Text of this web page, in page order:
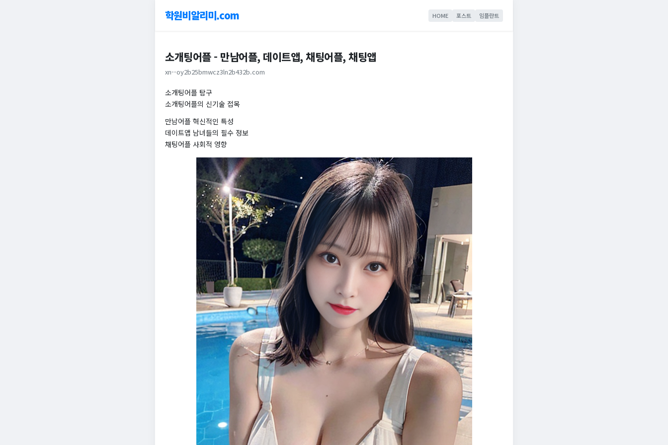
학원비알리미.com HOME 포스트 임플란트
소개팅어플 - 만남어플, 데이트앱, 채팅어플, 채팅앱
xn--oy2b25bmwcz3ln2b432b.com
소개팅어플 탐구
소개팅어플의 신기술 접목
만남어플 혁신적인 특성
데이트앱 남녀들의 필수 정보
채팅어플 사회적 영향